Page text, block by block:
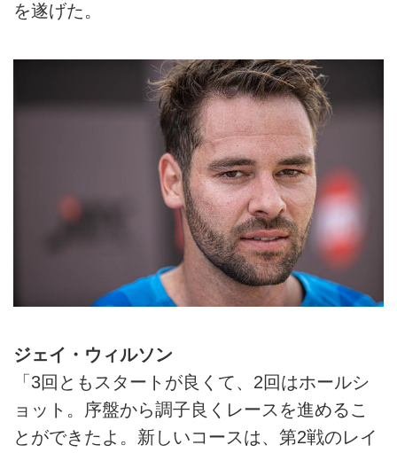
を遂げた。
ジェイ・ウィルソン
「3回ともスタートが良くて、2回はホールシ
ョット。序盤から調子良くレースを進めるこ
とができたよ。新しいコースは、第2戦のレイ